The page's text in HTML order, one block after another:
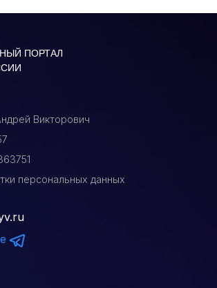
ПОРТАЛ
Викторович
персональных данных